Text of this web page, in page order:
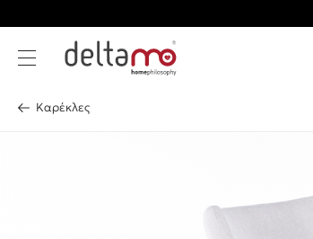
Καρέκλες